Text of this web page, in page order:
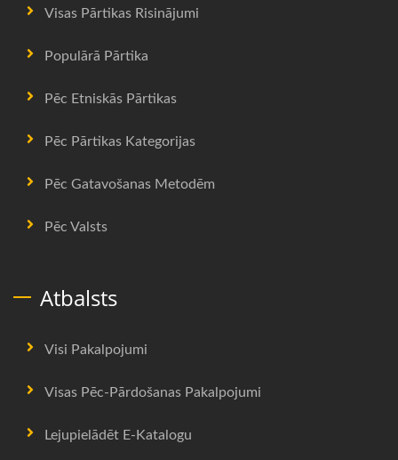
Visas Pārtikas Risinājumi
Populārā Pārtika
Pēc Etniskās Pārtikas
Pēc Pārtikas Kategorijas
Pēc Gatavošanas Metodēm
Pēc Valsts
Atbalsts
Visi Pakalpojumi
Visas Pēc-Pārdošanas Pakalpojumi
Lejupielādēt E-Katalogu